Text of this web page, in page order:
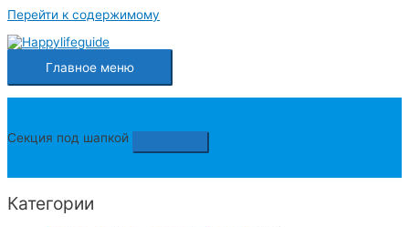
Перейти к содержимому
Главное меню
Секция под шапкой
Категории